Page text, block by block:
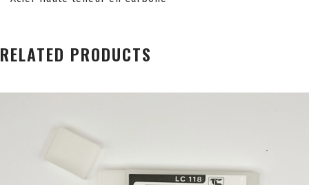
RELATED PRODUCTS